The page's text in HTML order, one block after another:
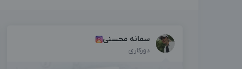
سمانه محسنی
دورکاری